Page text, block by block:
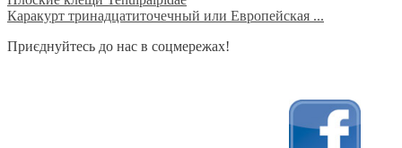
Каракурт тринадцатиточечный или Европейская ...
Приєднуйтесь до нас в соцмережах!